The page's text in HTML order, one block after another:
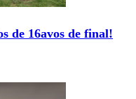
de 16avos de final!